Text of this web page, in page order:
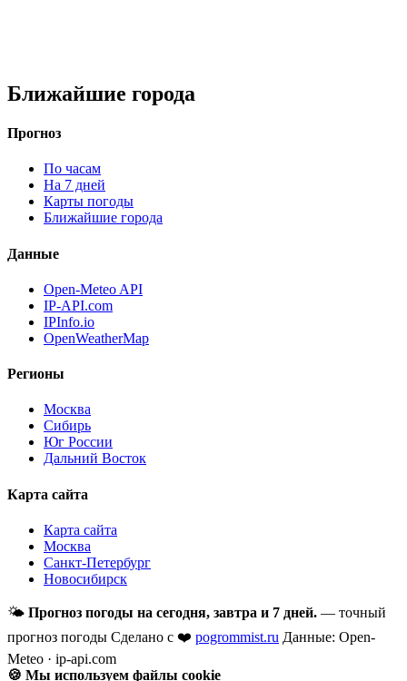
Ближайшие города
Прогноз
По часам
На 7 дней
Карты погоды
Ближайшие города
Данные
Open-Meteo API
IP-API.com
IPInfo.io
OpenWeatherMap
Регионы
Москва
Сибирь
Юг России
Дальний Восток
Карта сайта
Карта сайта
Москва
Санкт-Петербург
Новосибирск
🌤 Прогноз погоды на сегодня, завтра и 7 дней. — точный
прогноз погоды Сделано с ❤️ pogrommist.ru Данные: Open-
Meteo · ip-api.com
🍪 Мы используем файлы cookie